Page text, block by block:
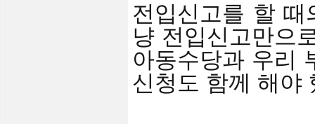
전입신고를 할
냥 전입신고만으
아동수당과 우리
신청도 함께 해야